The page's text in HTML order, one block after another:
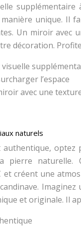
unique. Il
Un miroir avec
décoration.
l’espace
avec une
naturels
optez
naturelle.
et créent une
et originale. Il